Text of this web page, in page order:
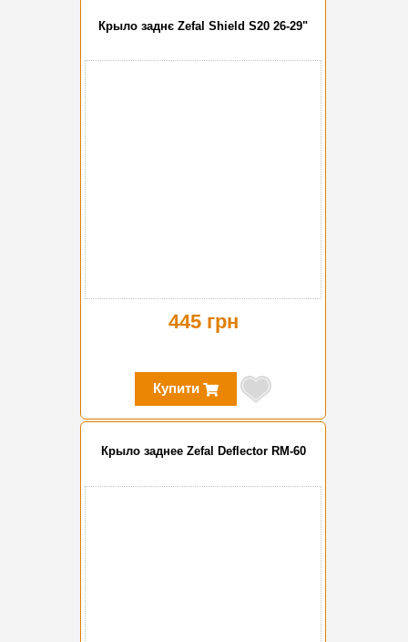
Крыло заднє Zefal Shield S20 26-29"
445 грн
Купити
Крыло заднее Zefal Deflector RM-60